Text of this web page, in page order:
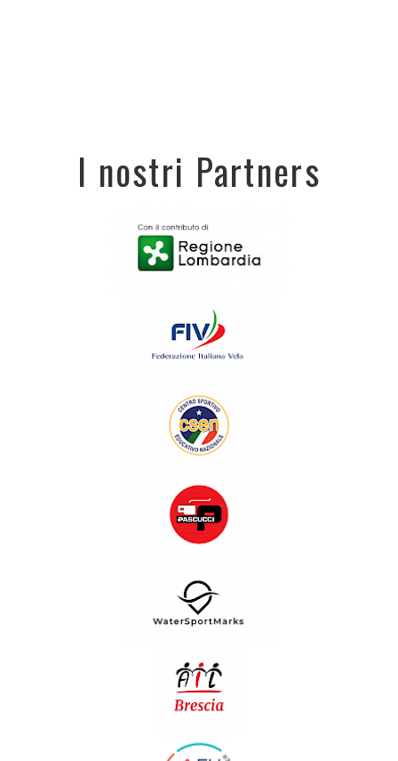
I nostri Partners